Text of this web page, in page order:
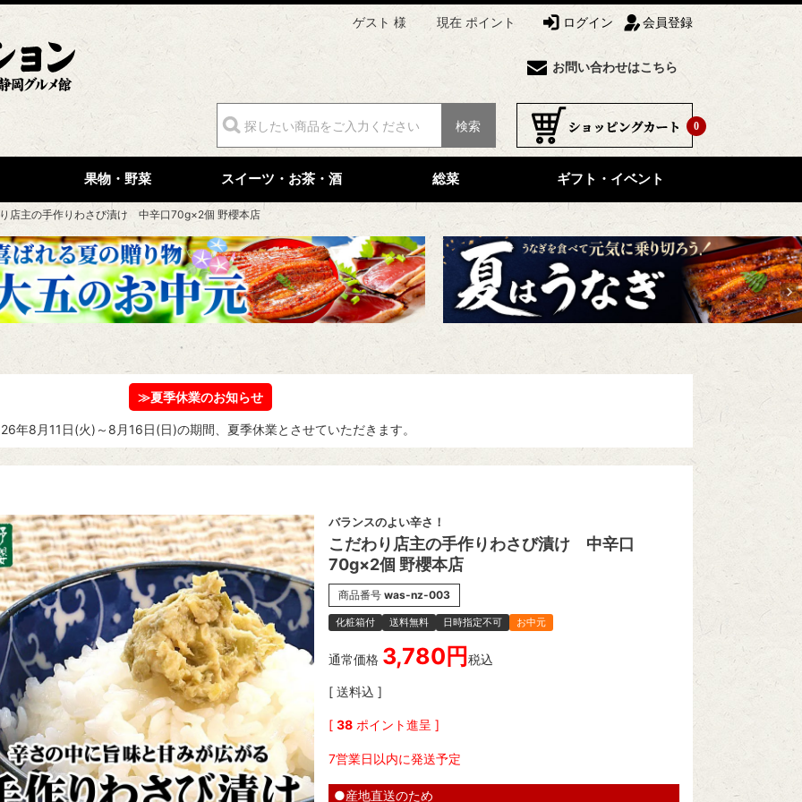
ゲスト 様 現在 ポイント ログイン 会員登録
お問い合わせはこちら
0
検索
果物・野菜 スイーツ・お茶・酒 総菜 ギフト・イベント
店主の手作りわさび漬け 中辛口70g×2個 野櫻本店
≫夏季休業のお知らせ
年8月11日(火)～8月16日(日)の期間、夏季休業とさせていただきます。
バランスのよい辛さ！
こだわり店主の手作りわさび漬け 中辛口
70g×2個 野櫻本店
商品番号 was-nz-003
化粧箱付 送料無料 日時指定不可 お中元
通常価格 3,780 税込
送料込
[ 38 ポイント進呈 ]
7営業日以内に発送予定
●産地直送のため